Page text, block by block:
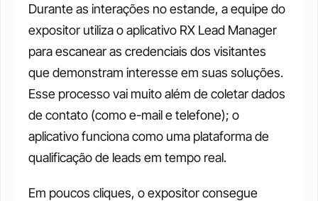
Durante as interações no estande, a equipe do
expositor utiliza o aplicativo RX Lead Manager
para escanear as credenciais dos visitantes
que demonstram interesse em suas soluções.
Esse processo vai muito além de coletar dados
de contato (como e-mail e telefone); o
aplicativo funciona como uma plataforma de
qualificação de leads em tempo real.
Em poucos cliques, o expositor consegue